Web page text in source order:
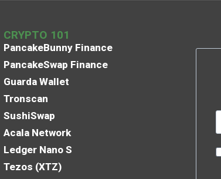
CRYPTO 101
PancakeBunny Finance
PancakeSwap Finance
Guarda Wallet
Tronscan
SushiSwap
Acala Network
Ledger Nano S
Tezos (XTZ)